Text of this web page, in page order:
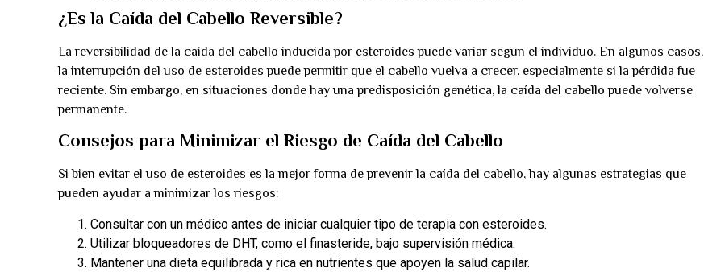
¿Es la Caída del Cabello Reversible?
La reversibilidad de la caída del cabello inducida por esteroides puede variar según el individuo. En algunos casos,
la interrupción del uso de esteroides puede permitir que el cabello vuelva a crecer, especialmente si la pérdida fue
reciente. Sin embargo, en situaciones donde hay una predisposición genética, la caída del cabello puede volverse
permanente.
Consejos para Minimizar el Riesgo de Caída del Cabello
Si bien evitar el uso de esteroides es la mejor forma de prevenir la caída del cabello, hay algunas estrategias que
pueden ayudar a minimizar los riesgos:
Consultar con un médico antes de iniciar cualquier tipo de terapia con esteroides.
Utilizar bloqueadores de DHT, como el finasteride, bajo supervisión médica.
Mantener una dieta equilibrada y rica en nutrientes que apoyen la salud capilar.